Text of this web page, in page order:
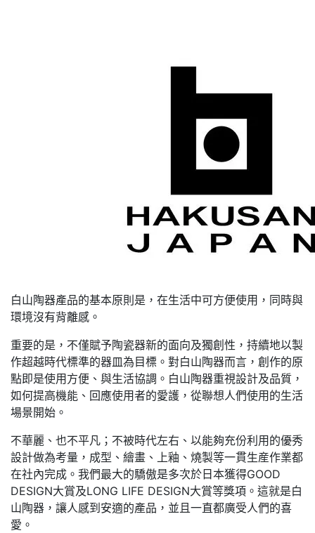
白山陶器產品的基本原則是，在生活中可方便使用，同時與
環境沒有背離感。
重要的是，不僅賦予陶瓷器新的面向及獨創性，持續地以製
作超越時代標準的器皿為目標。對白山陶器而言，創作的原
點即是使用方便、與生活協調。白山陶器重視設計及品質，
如何提高機能、回應使用者的愛護，從聯想人們使用的生活
場景開始。
不華麗、也不平凡；不被時代左右、以能夠充份利用的優秀
設計做為考量，成型、繪畫、上釉、燒製等一貫生産作業都
在社內完成。我們最大的驕傲是多次於日本獲得GOOD
DESIGN大賞及LONG LIFE DESIGN大賞等獎項。這就是白
山陶器，讓人感到安適的產品，並且一直都廣受人們的喜
愛。